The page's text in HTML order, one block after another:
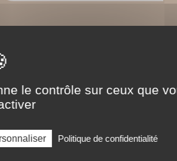
AUSSI ?
le contrôle sur ceux que
Politique de confidentialité